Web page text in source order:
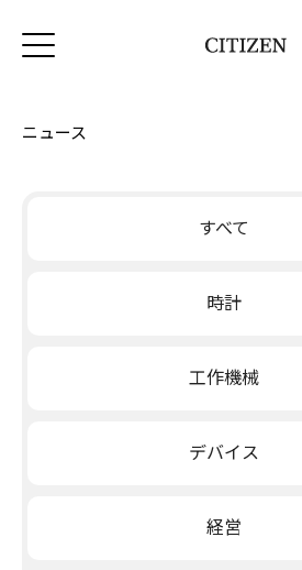
ニュース
すべて
時計
工作機械
デバイス
経営